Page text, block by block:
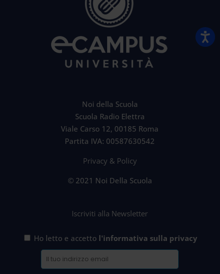
Noi della Scuola
Scuola Radio Elettra
Viale Carso 12, 00185 Roma
Partita IVA: 00587630542
Privacy & Policy
© 2021 Noi Della Scuola
Iscriviti alla Newsletter
Ho letto e accetto l'informativa sulla privacy